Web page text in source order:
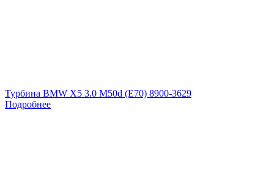
Турбина BMW X5 3.0 M50d (E70) 8900-3629
Подробнее